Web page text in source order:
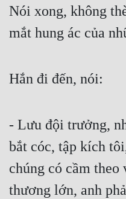
Nói xong, không
mắt hung ác của
Hắn đi đến, nói:
- Lưu đội trưởng,
bắt cóc, tập kích
chúng có cầm
thương lớn, anh